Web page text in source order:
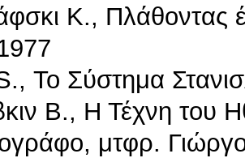
Κ., Πλάθοντας
Το Σύστημα
Β., Η Τέχνη του
μτφρ.